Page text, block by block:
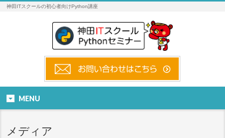
神田ITスクールの初心者向けPython講座
MENU
メディア